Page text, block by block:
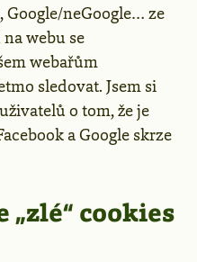
neGoogle… ze
webu se
webařům
sledovat. Jsem si
o tom, že je
a Google skrze
„zlé“ cookies